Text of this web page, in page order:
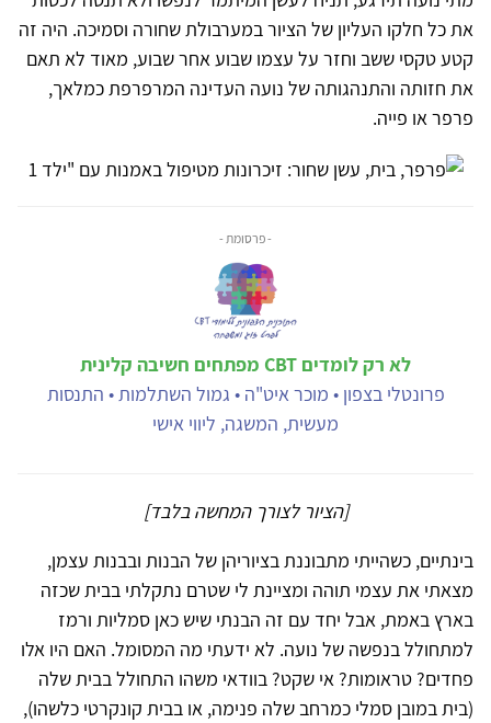
את כל חלקו העליון של הציור במערבולת שחורה וסמיכה. היה זה
קטע טקסי ששב וחזר על עצמו שבוע אחר שבוע, מאוד לא תאם
את חזותה והתנהגותה של נועה העדינה המרפרפת כמלאך,
פרפר או פייה.
- פרסומת -
לא רק לומדים CBT מפתחים חשיבה קלינית
פרונטלי בצפון • מוכר איט"ה • גמול השתלמות • התנסות
מעשית, המשגה, ליווי אישי
[הציור לצורך המחשה בלבד]
בינתיים, כשהייתי מתבוננת בציוריהן של הבנות ובבנות עצמן,
מצאתי את עצמי תוהה ומציינת לי שטרם נתקלתי בבית שכזה
בארץ באמת, אבל יחד עם זה הבנתי שיש כאן סמליות ורמז
למתחולל בנפשה של נועה. לא ידעתי מה המסומל. האם היו אלו
פחדים? טראומות? אי שקט? בוודאי משהו התחולל בבית שלה
(בית במובן סמלי כמרחב שלה פנימה, או בבית קונקרטי כלשהו),